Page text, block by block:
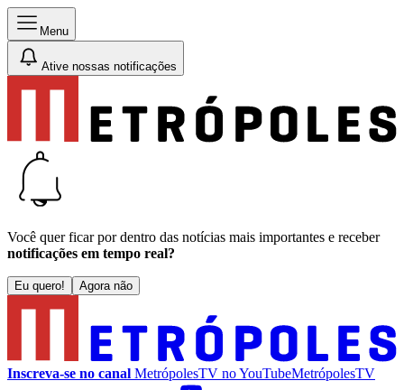
Menu
Ative nossas notificações
Você quer ficar por dentro das notícias mais importantes e receber
notificações em tempo real?
Eu quero! Agora não
Inscreva-se no canal MetrópolesTV noYouTubeMetrópolesTV